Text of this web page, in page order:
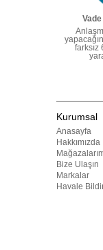
farksız
Kurumsal
Anasayfa
Hakkımızda
Bize Ulaşın
Markalar
Havale